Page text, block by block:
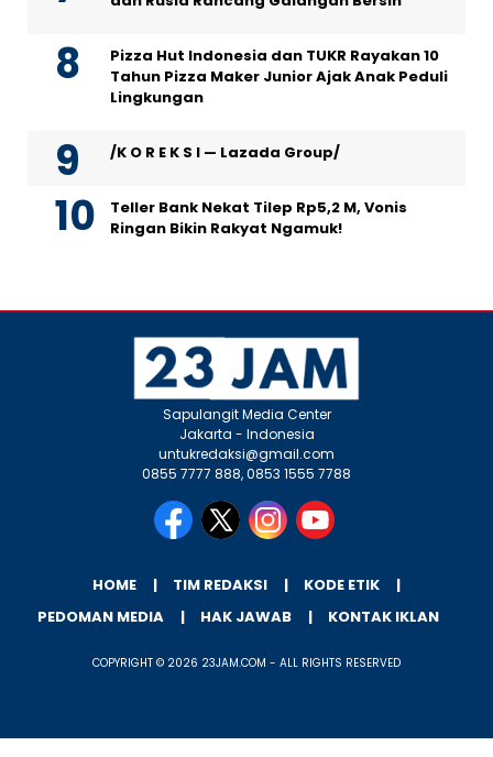
Pizza Hut Indonesia dan TUKR Rayakan 10
Tahun Pizza Maker Junior Ajak Anak Peduli
Lingkungan
/K O R E K S I — Lazada Group/
Teller Bank Nekat Tilep Rp5,2 M, Vonis
Ringan Bikin Rakyat Ngamuk!
Sapulangit Media Center
Jakarta - Indonesia
untukredaksi@gmail.com
0855 7777 888, 0853 1555 7788
HOME TIM REDAKSI
KODE ETIK
PEDOMAN MEDIA
HAK JAWAB KONTAK IKLAN
COPYRIGHT © 2026 23JAM.COM - ALL RIGHTS RESERVED